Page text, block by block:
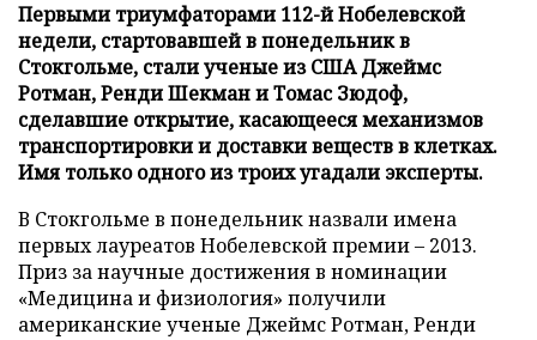
Первыми триумфаторами 112-й Нобелевской
недели, стартовавшей в понедельник в
Стокгольме, стали ученые из США Джеймс
Ротман, Ренди Шекман и Томас Зюдоф,
сделавшие открытие, касающееся механизмов
транспортировки и доставки веществ в клетках.
Имя только одного из троих угадали эксперты.
В Стокгольме в понедельник назвали имена
первых лауреатов Нобелевской премии – 2013.
Приз за научные достижения в номинации
«Медицина и физиология» получили
американские ученые Джеймс Ротман, Ренди